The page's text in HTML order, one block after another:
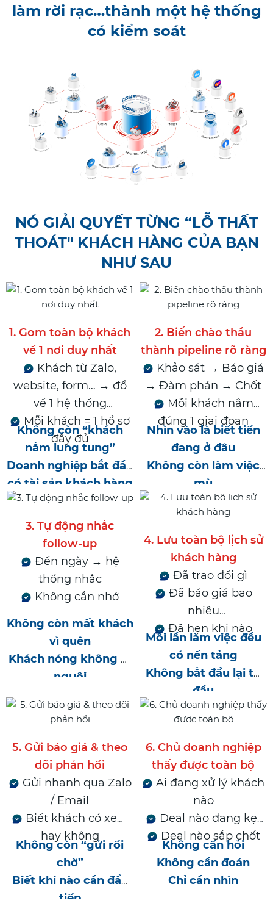
làm rời rạc…thành một hệ thống
có kiểm soát
NÓ GIẢI QUYẾT TỪNG “LỖ THẤT
THOÁT" KHÁCH HÀNG CỦA BẠN
NHƯ SAU
1. Gom toàn bộ khách
về 1 nơi duy nhất
Khách từ Zalo,
website, form… → đổ
về 1 hệ thống
Mỗi khách = 1 hồ sơ
đầy đủ
Không còn “khách
nằm lung tung”
Doanh nghiệp bắt đầu
có tài sản khách hàng
2. Biến chào thầu
thành pipeline rõ ràng
Khảo sát → Báo giá
→ Đàm phán → Chốt
Mỗi khách nằm
đúng 1 giai đoạn
Nhìn vào là biết tiền
đang ở đâu
Không còn làm việc
mù
3. Tự động nhắc
follow-up
Đến ngày → hệ
thống nhắc
Không cần nhớ
Không còn mất khách
vì quên
Khách nóng không bị
nguội
4. Lưu toàn bộ lịch sử
khách hàng
Đã trao đổi gì
Đã báo giá bao
nhiêu
Đã hẹn khi nào
Mỗi lần làm việc đều
có nền tảng
Không bắt đầu lại từ
đầu
5. Gửi báo giá & theo
dõi phản hồi
Gửi nhanh qua Zalo
/ Email
Biết khách có xem
hay không
Không còn “gửi rồi
chờ”
Biết khi nào cần đẩy
tiếp
6. Chủ doanh nghiệp
thấy được toàn bộ
Ai đang xử lý khách
nào
Deal nào đang kẹt
Deal nào sắp chốt
Không cần hỏi
Không cần đoán
Chỉ cần nhìn